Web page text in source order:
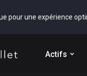
pour une expérience
Actifs